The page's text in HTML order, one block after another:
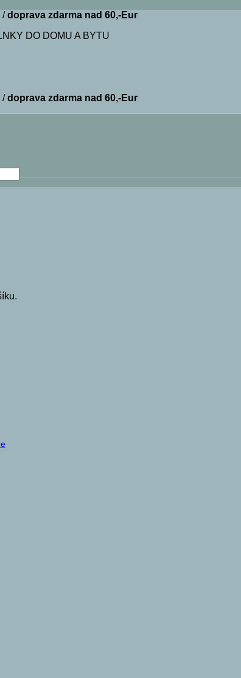
/doprava zdarma nad 60,-Eur
DO DOMU A BYTU
/doprava zdarma nad 60,-Eur